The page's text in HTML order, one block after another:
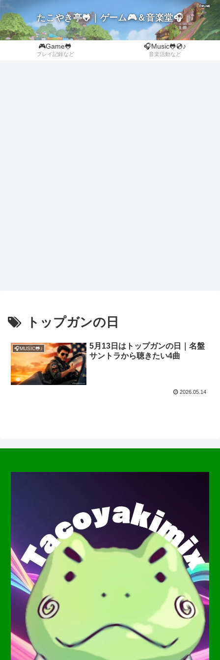
たこやき亭🐸｜ゲーム🎮＆音楽堂🎧
🎮Game🐸
プレイ記録など
🎧Music🐸💿♪
音楽活動など
トップガンの日
🎧MUSIC🐸♪
5月13日はトップガンの日｜名盤
サントラから聴きたい4曲
2026.05.14